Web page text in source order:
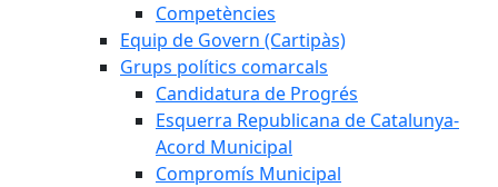
Competències
Equip de Govern (Cartipàs)
Grups polítics comarcals
Candidatura de Progrés
Esquerra Republicana de Catalunya-
Acord Municipal
Compromís Municipal